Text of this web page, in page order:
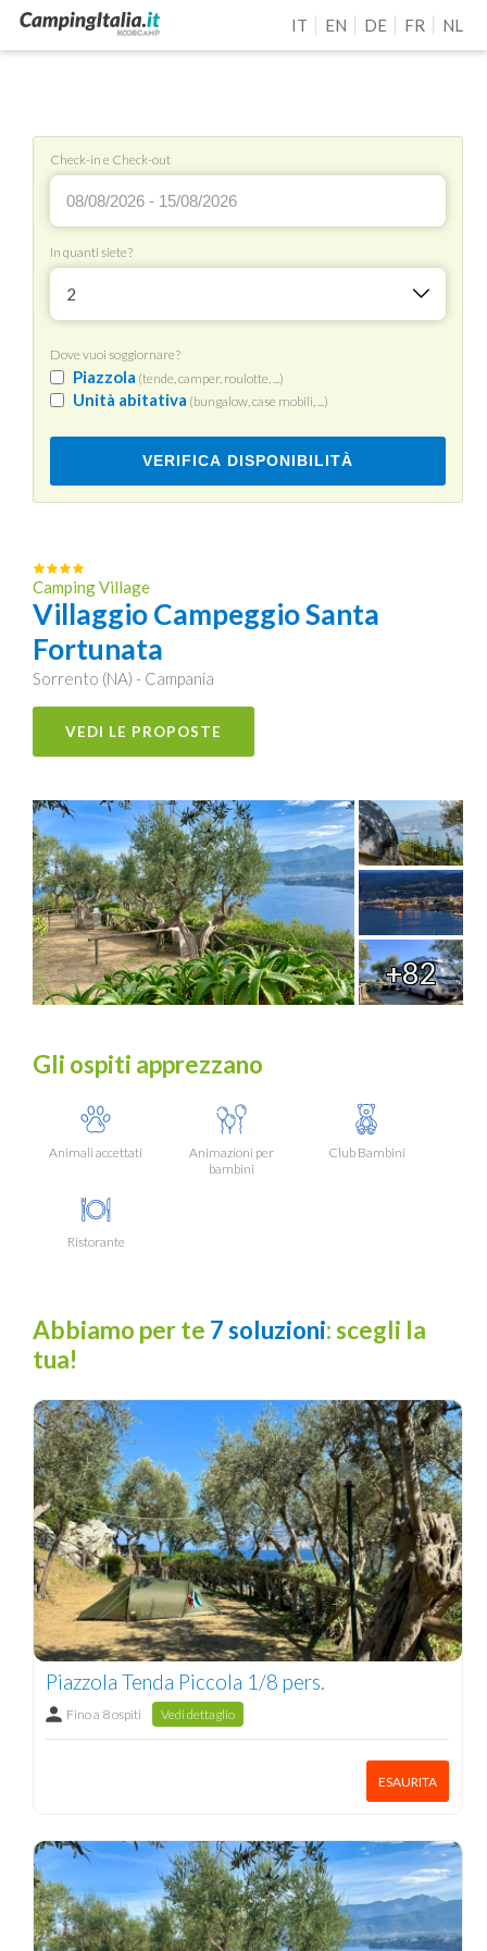
IT EN DE FR NL
Check-in e Check-out
In quanti siete?
2
Dove vuoi soggiornare?
Piazzola (tende, camper, roulotte, ...)
Unità abitativa (bungalow, case mobili, ...)
VERIFICA DISPONIBILITÀ
Camping Village
Villaggio Campeggio Santa
Fortunata
Sorrento (NA) - Campania
VEDI LE PROPOSTE
+82
Gli ospiti apprezzano
Animali accettati
Animazioni per
bambini
Club Bambini
Ristorante
Abbiamo per te 7 soluzioni: scegli la
tua!
Piazzola Tenda Piccola 1/8 pers.
Fino a 8 ospiti Vedi dettaglio
ESAURITA